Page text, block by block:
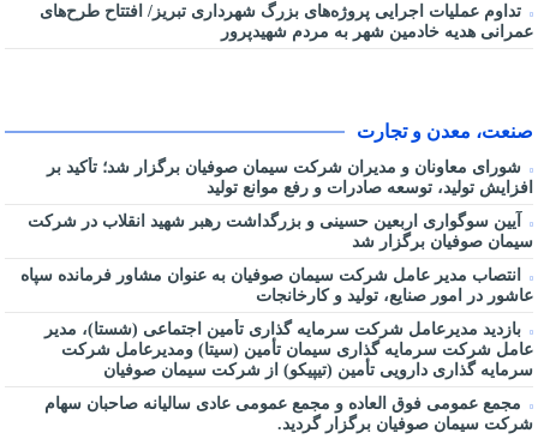
تداوم عملیات اجرایی پروژه‌های بزرگ شهرداری تبریز/ افتتاح طرح‌های
عمرانی هدیه خادمین شهر به مردم شهیدپرور
صنعت، معدن و تجارت
شورای معاونان و مدیران شرکت سیمان صوفیان برگزار شد؛ تأکید بر
افزایش تولید، توسعه صادرات و رفع موانع تولید
آیین سوگواری اربعین حسینی و بزرگداشت رهبر شهید انقلاب در شرکت
سیمان صوفیان برگزار شد
انتصاب مدیر عامل شرکت سیمان صوفیان به عنوان مشاور فرمانده سپاه
عاشور در امور صنایع، تولید و کارخانجات
بازدید مدیرعامل شرکت سرمایه گذاری تأمین اجتماعی (شستا)، مدیر
عامل شرکت سرمایه گذاری سیمان تأمین (سیتا) ومدیرعامل شرکت
سرمایه گذاری دارویی تأمین (تیپیکو) از شرکت سیمان صوفیان
مجمع عمومی فوق العاده و مجمع عمومی عادی سالیانه صاحبان سهام
شرکت سیمان صوفیان برگزار گردید.